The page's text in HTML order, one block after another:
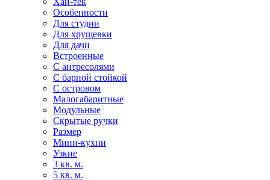
Особенности
Для студии
Для хрущевки
Для дачи
Встроенные
С антресолями
С барной стойкой
С островом
Малогабаритные
Модульные
Скрытые ручки
Размер
Мини-кухни
Узкие
3 кв. м.
5 кв. м.